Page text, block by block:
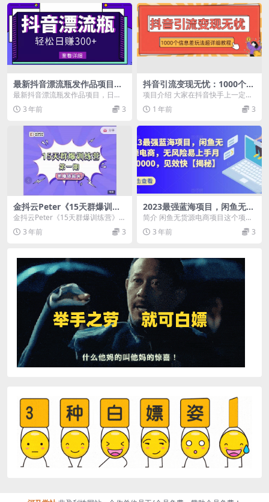
最新抖音漂流瓶发作品项目，
日入300-500元没问题【自带
流量热度】
最新抖音漂流瓶发作品项目，日入3
00-500元没问题【自带流量热度】
众所周知，...
3 年前 3
抖音引流变现无忧：1000个信
息差玩法超详细教程
项目介绍 大家在抖音快手上一定刷
到过这种野路子信息差的视频，这
类视频的特点是涨粉...
1 年前 3
金抖云Peter《15天群爆训练
营》，破解抖音玄学，群爆心
法，起号方式
金抖云Peter《15天群爆训练营》，
破解抖音玄学，群爆心法，起号方
式 课程目录...
3 年前 3
2023最强蓝海项目，闲鱼无货
源电商，无风险易上手月赚10
000，见效快【揭秘】
简介 闲鱼无货源电商项目这个项目
正规长久！每个月兼职做，也是轻
松月赚过万。 这个...
3 年前 3